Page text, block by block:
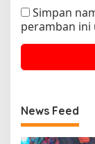
Simpan
peramban ini
News Feed